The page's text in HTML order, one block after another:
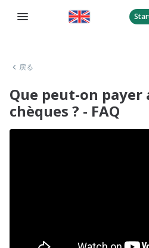
戻る
Que peut-on payer
chèques ? - FAQ